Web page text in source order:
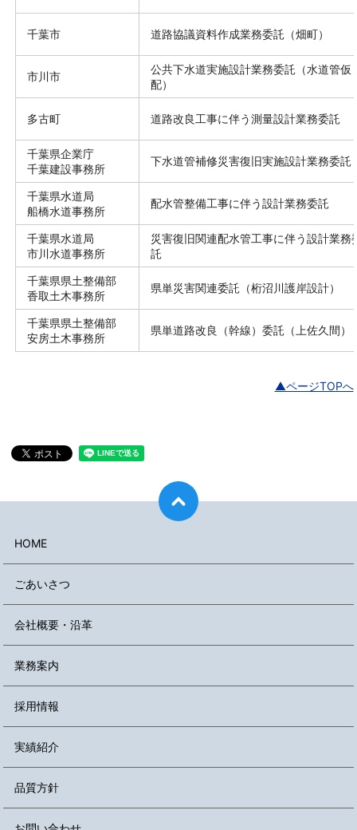
千葉市 道路協議資料作成業務委託（畑町）
市川市
公共下水道実施設計業務委託（水道管仮
配）
多古町 道路改良工事に伴う測量設計業務委託
千葉県企業庁
千葉建設事務所
下水道管補修災害復旧実施設計業務委託
千葉県水道局
船橋水道事務所
配水管整備工事に伴う設計業務委託
千葉県水道局
市川水道事務所
災害復旧関連配水管工事に伴う設計業務
託
千葉県県土整備部
香取土木事務所
県単災害関連委託（桁沼川護岸設計）
千葉県県土整備部
安房土木事務所
県単道路改良（幹線）委託（上佐久間）
▲ページTOPへ
HOME
ごあいさつ
会社概要・沿革
業務案内
採用情報
実績紹介
品質方針